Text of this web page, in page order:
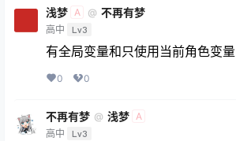
浅梦 A @ 不再有梦
高中 Lv3
有全局变量和只使用当前角色变量
0 0
不再有梦 @ 浅梦 A
高中
Lv3